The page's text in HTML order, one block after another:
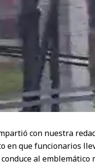
con nuestra
en que funcionarios
al